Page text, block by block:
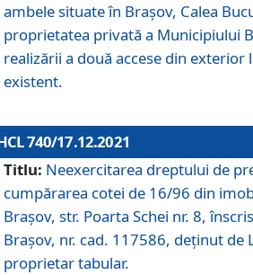
ambele situate în Brașov, Calea
proprietatea privată a Municipiului
realizării a două accese din exterior
existent.
740/17.12.2021
Titlu: Neexercitarea dreptului de
cumpărarea cotei de 16/96 din
Braşov, str. Poarta Schei nr. 8,
Brașov, nr. cad. 117586, deținut de
proprietar tabular.